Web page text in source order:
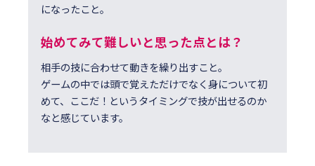
になったこと。
始めてみて難しいと思った点とは？
相手の技に合わせて動きを繰り出すこと。
ゲームの中では頭で覚えただけでなく身について初
めて、ここだ！というタイミングで技が出せるのか
なと感じています。